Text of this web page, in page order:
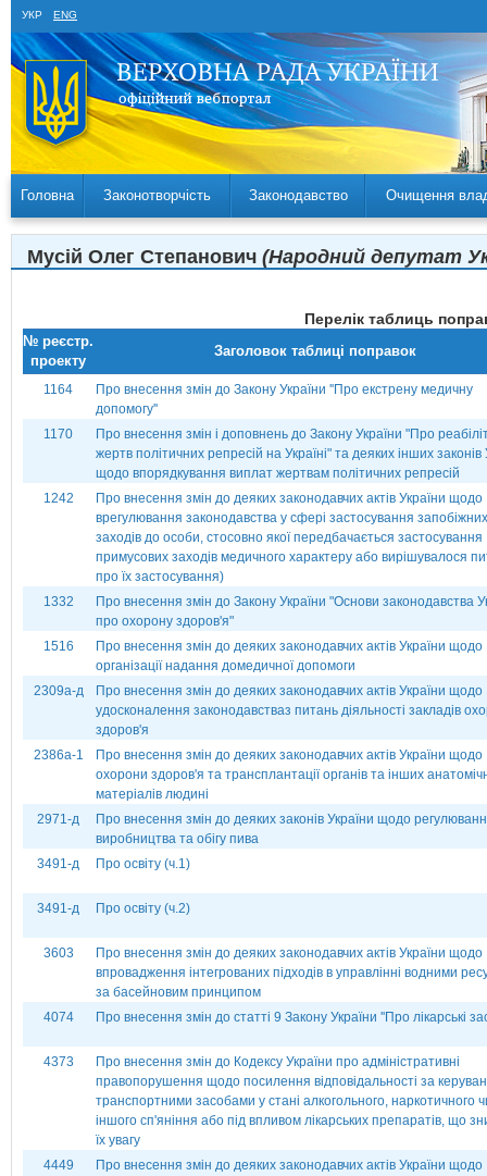
УКР ENG
Головна Законотворчість Законодавство Очищення
Мусій Олег Степанович (Народний депутат
Перелік таблиць
№ реєстр.
проекту
Заголовок таблиці поправок
1164
Про внесення змін до Закону України ''Про екстрену медичну
допомогу''
1170
Про внесення змін і доповнень до Закону України "Про
жертв політичних репресій на Україні" та деяких інших законів
щодо впорядкування виплат жертвам політичних репресій
1242
Про внесення змін до деяких законодавчих актів України щодо
врегулювання законодавства у сфері застосування запобіжних
заходів до особи, стосовно якої передбачається застосування
примусових заходів медичного характеру або вирішувалося
про їх застосування)
1332
Про внесення змін до Закону України "Основи законодавства
про охорону здоров'я"
1516
Про внесення змін до деяких законодавчих актів України щодо
організації надання домедичної допомоги
2309а-д
Про внесення змін до деяких законодавчих актів України щодо
удосконалення законодавстваз питань діяльності закладів
здоров'я
2386а-1
Про внесення змін до деяких законодавчих актів України щодо
охорони здоров'я та трансплантації органів та інших
матеріалів людині
2971-д
Про внесення змін до деяких законів України щодо
виробництва та обігу пива
3491-д
Про освіту (ч.1)
3491-д Про освіту (ч.2)
3603
Про внесення змін до деяких законодавчих актів України щодо
впровадження інтегрованих підходів в управлінні водними
за басейновим принципом
4074
Про внесення змін до статті 9 Закону України ''Про лікарські
4373
Про внесення змін до Кодексу України про адміністративні
правопорушення щодо посилення відповідальності за
транспортними засобами у стані алкогольного, наркотичного
іншого сп'яніння або під впливом лікарських препаратів, що
їх увагу
4449
Про внесення змін до деяких законодавчих актів України щодо